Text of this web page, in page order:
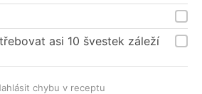
asi 10 švestek záleží
chybu v receptu